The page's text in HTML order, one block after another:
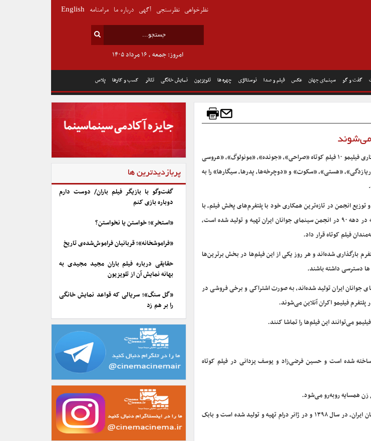
گفت و گو سینمای جهان عکس فیلم و صدا نوستالژی چهره ها تلویزیون نمایش خانگی تئاتر کسب و کارها پلاس
امروز: جمعه , ۱۶ مرداد ۱۴۰۵
نظرخواهی نظرسنجی آگهی درباره ما مرامنامه English
می‌شوند
انجمن سینمای جوانان ایران با همکاری فیلیمو ۱۰ فیلم کوتاه «صراحی»، «جونده»، «مونولوگ»، «عروسی
«هستی»، «سکوت» و «دوچرخه‌ها، پدرها، سیگارها» را به
توزیع انجمن در تازه‌ترین همکاری خود با پلتفرم‌های پخش فیلم، با
همکاری «فیلیمو» ۱۰ فیلم کوتاه که در دهه ۹۰ در انجمن سینمای جوانان ایران تهیه و تولید شده است،
فیلم کوتاه قرار داد.
پلتفرم بارگذاری شده‌اند و هر روز یکی از این فیلم‌ها در بخش برترین‌ها
ها دسترسی داشته باشند.
بر ۲۰۰ فیلم کوتاه را که در انجمن سینمای جوانان ایران تولید شده‌اند، به صورت اشتراکی و برخی فروشی در
می‌توانند این فیلم‌ها را تماشا کنند.
به کارگردانی سعید نجاتی و نویسندگی سعید نجاتی و علی توکلی در سال ۱۳۹۳ ساخته شده است و حسین فرضی‌زاد و یوسف یزدانی در فیلم کوتاه
زن همسایه روبه‌رو می‌شود.
* «جونده» به کارگردانی نوید صولتی و نویسندگی کریم لک‌زاه و تهیه‌کنندگی انجمن سینمای جوانان ایران، در سال ۱۳۹۸ و در ژانر درام تهیه و تولید شده است و بابک
پربازدیدترین ها
گفت‌وگو با بازیگر فیلم باران/ دوست دارم
دوباره بازی کنم
«استخر»؛ خواستن یا نخواستن؟
«فراموشخانه»؛ قربانیان فراموش‌شده‌ی تاریخ
حقایقی درباره فیلم باران مجید مجیدی به
بهانه نمایش آن از تلویزیون
«گل سنگ»؛ سریالی که قواعد نمایش خانگی
را بر هم زد